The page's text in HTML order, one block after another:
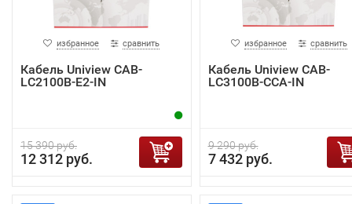
избранное сравнить
Кабель Uniview CAB-
LC2100B-E2-IN
15 390 руб.
12 312 руб.
избранное сравнить
Кабель Uniview CAB-
LC3100B-CCA-IN
9 290 руб.
7 432 руб.